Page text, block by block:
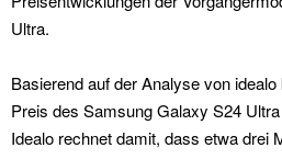
Ultra.
Basierend auf der Analyse von
Preis des Samsung Galaxy S24
Idealo rechnet damit, dass etwa drei